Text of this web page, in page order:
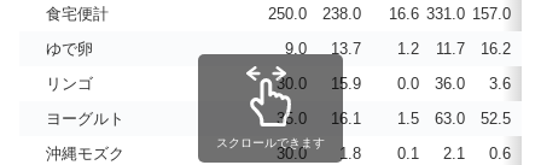
食宅便計
250.0 238.0 16.6 331.0 157.0
ゆで卵
9.0 13.7 1.2 11.7 16.2
リンゴ
30.0 15.9 0.0 36.0 3.6
ヨーグルト
35.0 16.1 1.5 63.0 52.5
沖縄モズク
30.0 1.8 0.1 2.1 0.6
スクロールできます